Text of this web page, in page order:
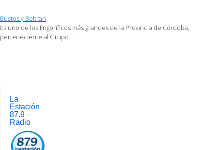
Bustos y Beltran
Es uno de los Frigoríficos más grandes de la Provincia de Córdoba,
perteneciente al Grupo…
navigation
La
Estación
87.9 –
Radio